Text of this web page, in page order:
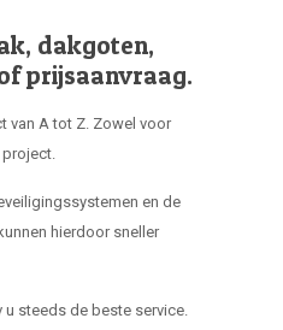
dakgoten,
prijsaanvraag.
van A tot Z. Zowel voor
project.
en de
hierdoor sneller
steeds de beste service.